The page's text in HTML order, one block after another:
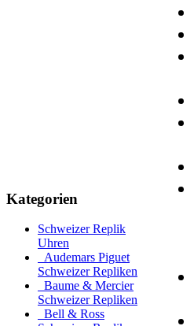
Kategorien
Schweizer Replik
Uhren
Audemars Piguet
Schweizer Repliken
Baume & Mercier
Schweizer Repliken
Bell & Ross